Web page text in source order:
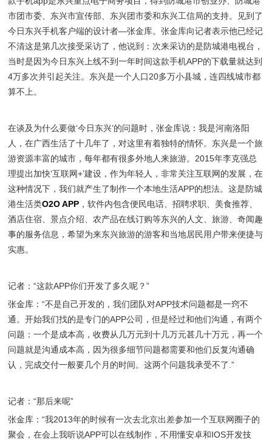
市团市委、东兴市宣传部、东兴团市委和东兴工信局的支持。见到了
今日东兴手机客户端的设计者—张金库。张金库向记者表示他已经记
不清这是第几次接受采访了，他说到：次来采访的是防城港电视台，
当时是因为今日东兴上线不到一年时间这款手机APP的下载量就达到
4万多次并引起关注。东兴是一个人口20多万小县城，连四线城市都
算不上。
在谈及为什么要做‘今日东兴’的问题时，张金库说：我是河南洛阳
人，在广西生活了十几年了，对这里有着独特的情怀。东兴是一个旅
游资源丰富的城市，每年都有很多外地人来旅游。2015年李克强总
理提出加快‘互联网+’建设，作为年轻人，非常关注互联网的发展，在
这种情况下，我们就产生了制作一个本地生活APP的想法。这是防城
港生活类O2O APP ，软件内包含便民电话、招聘求职、美食推荐、
酒店住宿、景点介绍、农产品在线订购等东兴的人文、旅游、奇闻趣
事的服务信息，希望为来东兴旅游的游客和当地居民用户带来便捷与
实惠。
记者：“这款APP你们开发了多久呢？”
张金库：“不是自己开发的，我们团队对APP技术问题都是一窍不
通。开始我们找的是专门的APP公司，但是经过和他们沟通，有两个
问题：一个是成本高，收费从几万元到十几万元甚几十万元，再一个
问题就是沟通成本高，因为很多细节问题都需要和他们反复沟通确
认，完成交付一般要几个月的时间。这两个问题我承受不了.”
记者：“那后来呢”
张金库：“我2013年的时候有一次去北京出差参加一个互联网圈子的
聚会，在会上我听说APP可以在线制作，不用懂安卓和IOS开发技